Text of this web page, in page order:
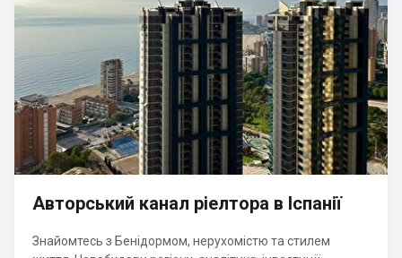
Авторський канал ріелтора в Іспанії
Знайомтесь з Бенідормом, нерухомістю та стилем